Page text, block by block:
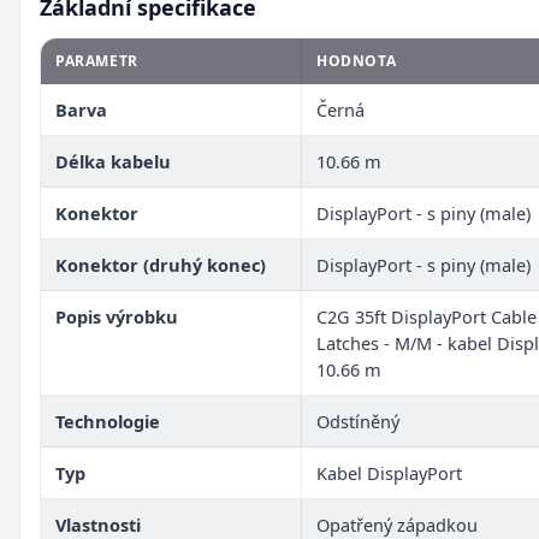
Základní specifikace
PARAMETR HODNOTA
Barva Černá
Délka kabelu 10.66 m
Konektor DisplayPort - s piny (male)
Konektor (druhý konec) DisplayPort - s piny (male)
Popis výrobku
C2G 35ft DisplayPort
Latches - M/M - kabel
10.66 m
Technologie Odstíněný
Typ Kabel DisplayPort
Vlastnosti Opatřený západkou